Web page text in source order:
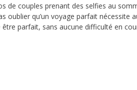
de couples prenant des selfies au
oublier qu’un voyage parfait nécessite
être parfait, sans aucune difficulté en